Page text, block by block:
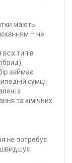
мають
– не
типів
займає
сумці.
з
та хімічних
не потребує